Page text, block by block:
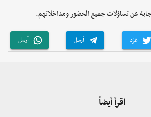
عن تساؤلات جميع الحضور ومداخلاتهم.
غرّد أرسل أرسل
اقرأ أيضاً